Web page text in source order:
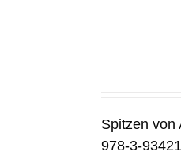
Spitzen von
978-3-